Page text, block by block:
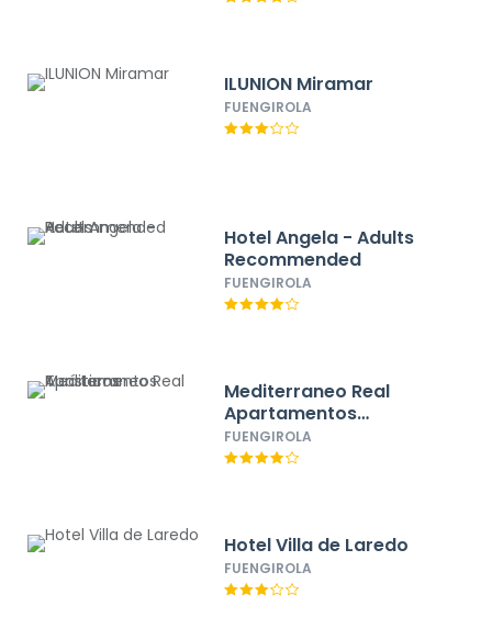
ILUNION Miramar
FUENGIROLA
Hotel Angela - Adults
Recommended
FUENGIROLA
Mediterraneo Real
Apartamentos
Turísticos
FUENGIROLA
Hotel Villa de Laredo
FUENGIROLA